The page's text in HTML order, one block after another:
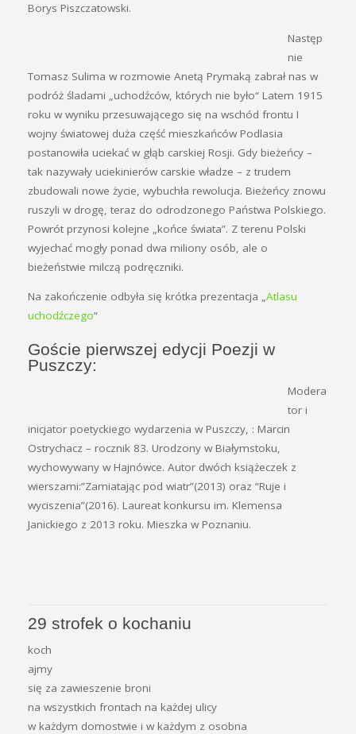
Borys Piszczatowski.
Następ
nie
Tomasz Sulima w rozmowie Anetą Prymaką zabrał nas w
podróż śladami „uchodźców, których nie było“ Latem 1915
roku w wyniku przesuwającego się na wschód frontu I
wojny światowej duża część mieszkańców Podlasia
postanowiła uciekać w głąb carskiej Rosji. Gdy bieżeńcy –
tak nazywały uciekinierów carskie władze – z trudem
zbudowali nowe życie, wybuchła rewolucja. Bieżeńcy znowu
ruszyli w drogę, teraz do odrodzonego Państwa Polskiego.
Powrót przynosi kolejne „końce świata”. Z terenu Polski
wyjechać mogły ponad dwa miliony osób, ale o
bieżeństwie milczą podręczniki.
Na zakończenie odbyła się krótka prezentacja „Atlasu
uchodźczego“
Goście pierwszej edycji Poezji w
Puszczy:
Modera
tor i
inicjator poetyckiego wydarzenia w Puszczy, : Marcin
Ostrychacz – rocznik 83. Urodzony w Białymstoku,
wychowywany w Hajnówce. Autor dwóch książeczek z
wierszami:”Zamiatając pod wiatr”(2013) oraz “Ruje i
wyciszenia”(2016). Laureat konkursu im. Klemensa
Janickiego z 2013 roku. Mieszka w Poznaniu.
29 strofek o kochaniu
koch
ajmy
się za zawieszenie broni
na wszystkich frontach na każdej ulicy
w każdym domostwie i w każdym z osobna